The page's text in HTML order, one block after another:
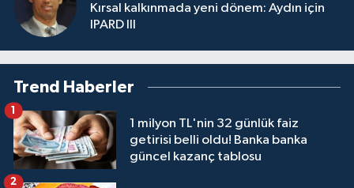
Kırsal kalkınmada yeni dönem: Aydın için
IPARD III
Trend Haberler
1 milyon TL'nin 32 günlük faiz
getirisi belli oldu! Banka banka
güncel kazanç tablosu
1
2